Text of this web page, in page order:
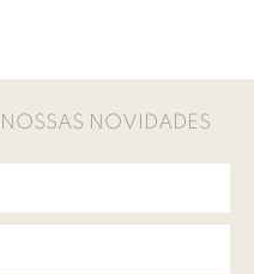
NOSSAS NOVIDADES